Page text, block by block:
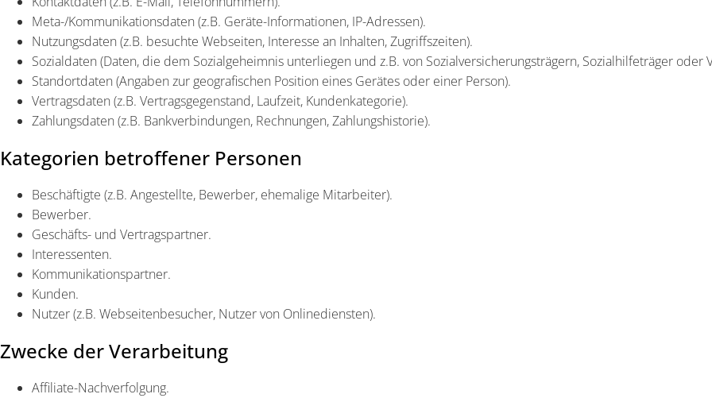
Meta-/Kommunikationsdaten (z.B. Geräte-Informationen, IP-Adressen).
Nutzungsdaten (z.B. besuchte Webseiten, Interesse an Inhalten, Zugriffszeiten).
Sozialdaten (Daten, die dem Sozialgeheimnis unterliegen und z.B. von Sozialversicherungsträgern, Sozialhilfeträger
Standortdaten (Angaben zur geografischen Position eines Gerätes oder einer Person).
Vertragsdaten (z.B. Vertragsgegenstand, Laufzeit, Kundenkategorie).
Zahlungsdaten (z.B. Bankverbindungen, Rechnungen, Zahlungshistorie).
Kategorien betroffener Personen
Beschäftigte (z.B. Angestellte, Bewerber, ehemalige Mitarbeiter).
Bewerber.
Geschäfts- und Vertragspartner.
Interessenten.
Kommunikationspartner.
Kunden.
Nutzer (z.B. Webseitenbesucher, Nutzer von Onlinediensten).
Zwecke der Verarbeitung
Affiliate-Nachverfolgung.